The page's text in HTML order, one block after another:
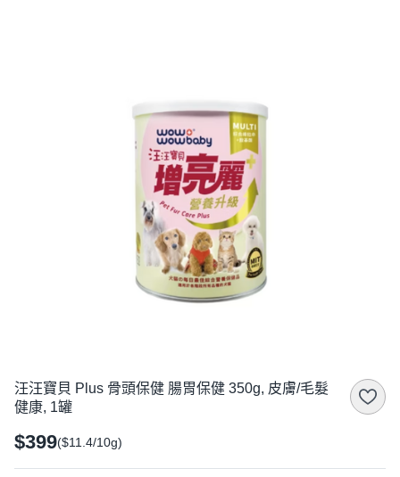
汪汪寶貝 Plus 骨頭保健 腸胃保健 350g, 皮膚/毛髮
健康, 1罐
$399($11.4/10g)